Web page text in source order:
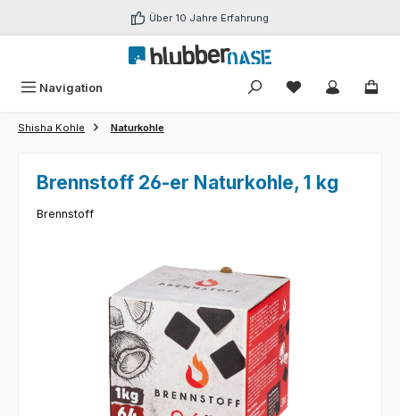
Zum Hauptinhalt springen Über 10 Jahre Erfahrung
Navigation Du hast 0
Shisha Kohle Naturkohle
Brennstoff 26-er Naturkohle, 1 kg
Brennstoff
Bildergalerie überspringen